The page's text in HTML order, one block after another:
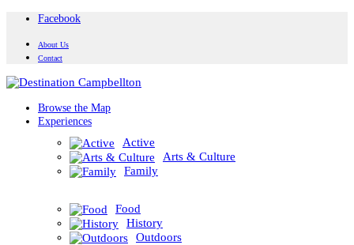
Facebook
About Us
Contact
Browse the Map
Experiences
Active
Arts & Culture
Family
Food
History
Outdoors